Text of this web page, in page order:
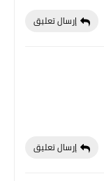
إرسال تعليق
إرسال تعليق